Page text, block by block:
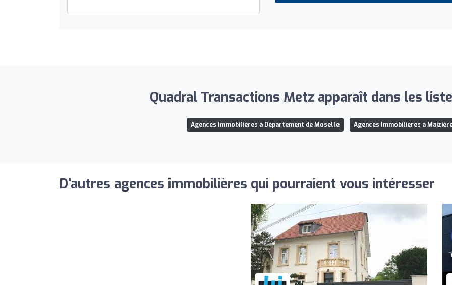
Quadral Transactions Metz apparaît dans les
Agences Immobilières à Département de Moselle Agences Immobilières à
D'autres agences immobilières qui pourraient vous intéresser